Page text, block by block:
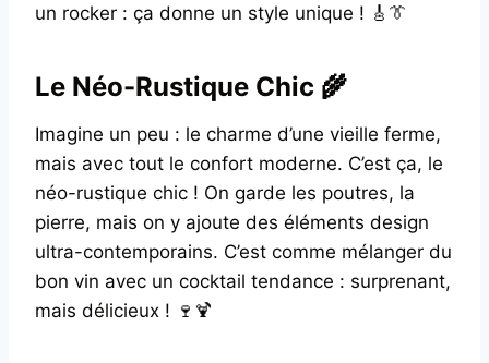
un rocker : ça donne un style unique ! 🎸👔
Le Néo-Rustique Chic 🌾
Imagine un peu : le charme d’une vieille ferme,
mais avec tout le confort moderne. C’est ça, le
néo-rustique chic ! On garde les poutres, la
pierre, mais on y ajoute des éléments design
ultra-contemporains. C’est comme mélanger du
bon vin avec un cocktail tendance : surprenant,
mais délicieux ! 🍷🍹